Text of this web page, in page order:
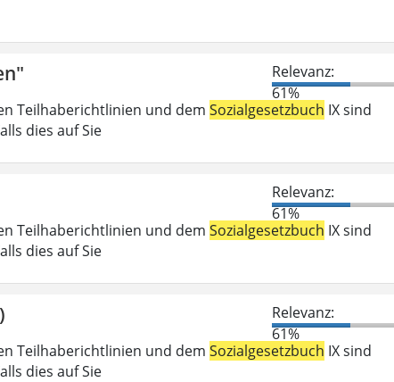
Relevanz:
61%
Teilhaberichtlinien und dem Sozialgesetzbuch IX sind
dies auf Sie
Relevanz:
61%
Teilhaberichtlinien und dem Sozialgesetzbuch IX sind
dies auf Sie
Relevanz:
61%
Teilhaberichtlinien und dem Sozialgesetzbuch IX sind
dies auf Sie